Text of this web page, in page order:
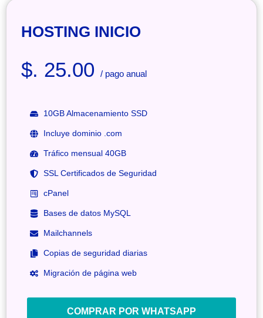
HOSTING INICIO
$. 25.00 / pago anual
10GB Almacenamiento SSD
Incluye dominio .com
Tráfico mensual 40GB
SSL Certificados de Seguridad
cPanel
Bases de datos MySQL
Mailchannels
Copias de seguridad diarias
Migración de página web
COMPRAR POR WHATSAPP